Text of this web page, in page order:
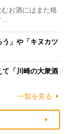
お酒にはまた格
…
う」や「キヌカツ
て「川崎の大衆酒
一覧を見る